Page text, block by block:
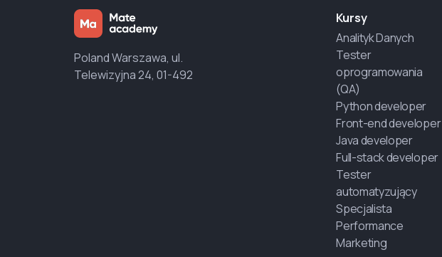
Poland Warszawa, ul.
Telewizyjna 24, 01-492
Kursy
Analityk Danych
Tester
oprogramowania
(QA)
Python developer
Front-end developer
Java developer
Full-stack developer
Tester
automatyzujący
Specjalista
Performance
Marketing